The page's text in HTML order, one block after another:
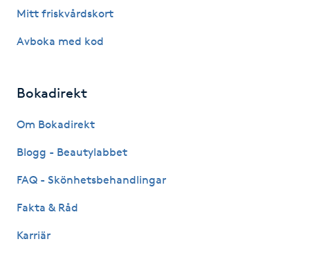
Katun fransar
Keratinbehandling
Kinesiologi
Mitt friskvårdskort
Avboka med kod
Bokadirekt
Om Bokadirekt
Blogg - Beautylabbet
FAQ - Skönhetsbehandlingar
Fakta & Råd
Karriär